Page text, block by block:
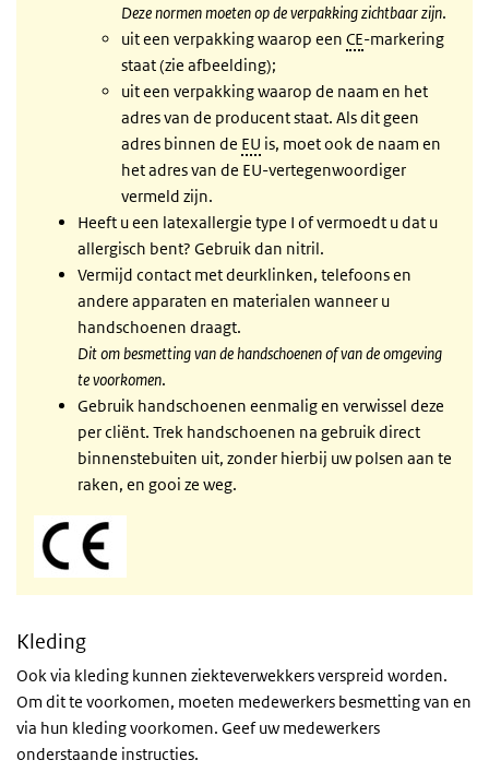
Deze normen moeten op de verpakking zichtbaar zijn.
uit een verpakking waarop een CE-markering
staat (zie afbeelding);
uit een verpakking waarop de naam en het
adres van de producent staat. Als dit geen
adres binnen de EU is, moet ook de naam en
het adres van de EU-vertegenwoordiger
vermeld zijn.
Heeft u een latexallergie type I of vermoedt u dat u
allergisch bent? Gebruik dan nitril.
Vermijd contact met deurklinken, telefoons en
andere apparaten en materialen wanneer u
handschoenen draagt.
Dit om besmetting van de handschoenen of van de omgeving
te voorkomen.
Gebruik handschoenen eenmalig en verwissel deze
per cliënt. Trek handschoenen na gebruik direct
binnenstebuiten uit, zonder hierbij uw polsen aan te
raken, en gooi ze weg.
Kleding
Ook via kleding kunnen ziekteverwekkers verspreid worden.
Om dit te voorkomen, moeten medewerkers besmetting van en
via hun kleding voorkomen. Geef uw medewerkers
onderstaande instructies.